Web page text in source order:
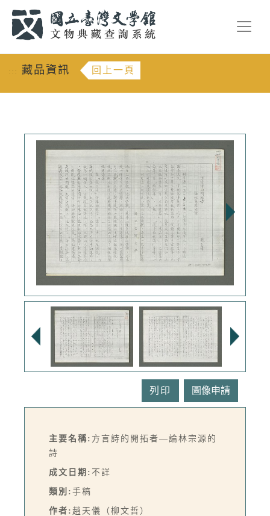
::: 藏品資訊 回上一頁
列印
主要名稱: 方言詩的開拓者—論林宗源的
詩
成文日期: 不詳
類別: 手稿
作者: 趙天儀（柳文哲）